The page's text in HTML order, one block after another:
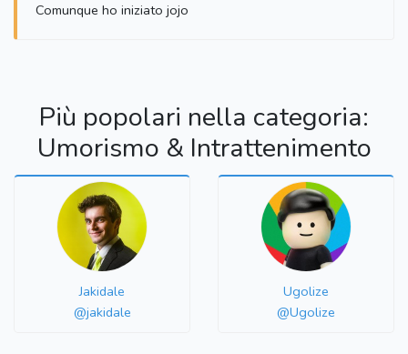
Comunque ho iniziato jojo
Più popolari nella categoria:
Umorismo & Intrattenimento
Jakidale
@jakidale
Ugolize
@Ugolize